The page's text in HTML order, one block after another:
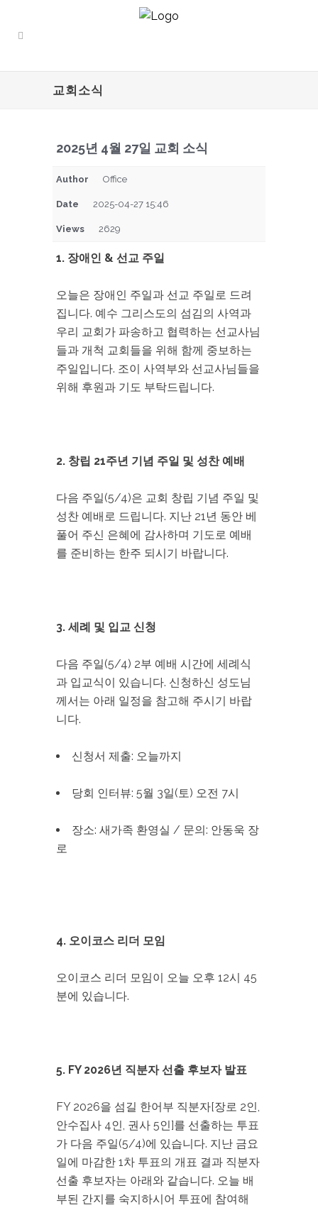
교회소식
2025년 4월 27일 교회 소식
Author Office
Date 2025-04-27 15:46
Views 2629
1. 장애인 & 선교 주일
오늘은 장애인 주일과 선교 주일로 드려
집니다. 예수 그리스도의 섬김의 사역과
우리 교회가 파송하고 협력하는 선교사님
들과 개척 교회들을 위해 함께 중보하는
주일입니다. 조이 사역부와 선교사님들을
위해 후원과 기도 부탁드립니다.
2. 창립 21주년 기념 주일 및 성찬 예배
다음 주일(5/4)은 교회 창립 기념 주일 및
성찬 예배로 드립니다. 지난 21년 동안 베
풀어 주신 은혜에 감사하며 기도로 예배
를 준비하는 한주 되시기 바랍니다.
3. 세례 및 입교 신청
다음 주일(5/4) 2부 예배 시간에 세례식
과 입교식이 있습니다. 신청하신 성도님
께서는 아래 일정을 참고해 주시기 바랍
니다.
신청서 제출: 오늘까지
당회 인터뷰: 5월 3일(토) 오전 7시
장소: 새가족 환영실 / 문의: 안동욱 장
로
4. 오이코스 리더 모임
오이코스 리더 모임이 오늘 오후 12시 45
분에 있습니다.
5. FY 2026년 직분자 선출 후보자 발표
FY 2026을 섬길 한어부 직분자[장로 2인,
안수집사 4인, 권사 5인]를 선출하는 투표
가 다음 주일(5/4)에 있습니다. 지난 금요
일에 마감한 1차 투표의 개표 결과 직분자
선출 후보자는 아래와 같습니다. 오늘 배
부된 간지를 숙지하시어 투표에 참여해